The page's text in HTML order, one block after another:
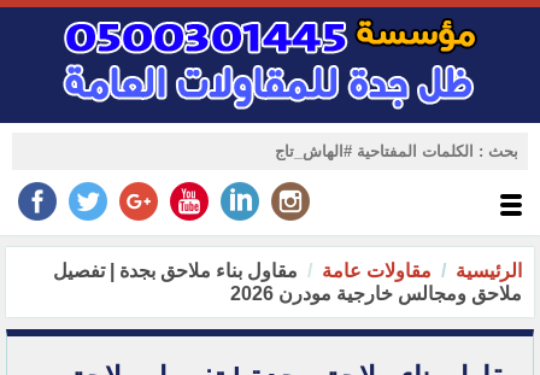
الرئيسية مقاولات عامة
مقاول بناء ملاحق بجدة | تفصيل
ملاحق ومجالس خارجية مودرن 2026